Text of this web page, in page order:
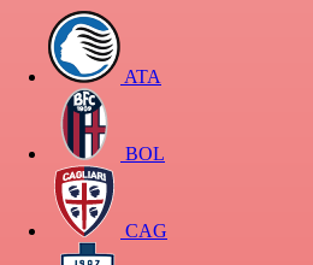
ATA
BOL
CAG